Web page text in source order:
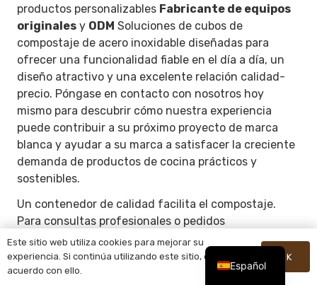
productos personalizables Fabricante de equipos
originales y ODM Soluciones de cubos de
compostaje de acero inoxidable diseñadas para
ofrecer una funcionalidad fiable en el día a día, un
diseño atractivo y una excelente relación calidad-
precio. Póngase en contacto con nosotros hoy
mismo para descubrir cómo nuestra experiencia
puede contribuir a su próximo proyecto de marca
blanca y ayudar a su marca a satisfacer la creciente
demanda de productos de cocina prácticos y
sostenibles.
Un contenedor de calidad facilita el compostaje.
Para consultas profesionales o pedidos
personalizados, visite http://www.jmyesheng.com.
Este sitio web utiliza cookies para mejorar su
experiencia. Si continúa utilizando este sitio, está de
acuerdo con ello.
OK
Español